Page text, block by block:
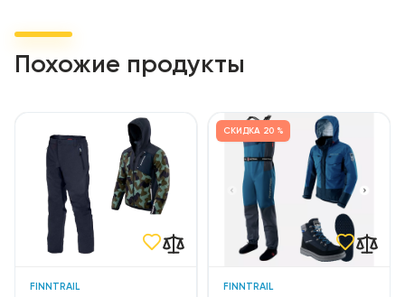
эластичным поясом с пряжкой YKK для регулировки
по талии, D-образными кольцами, петлями для сушки
безопасности в темное время суток. Эластичные
подтяжки регулируются по высоте. Все швы
проклеены. В комплект входят водонепроницаемый
чехол для смартфона и сумка для переноски.
Похожие продукты
FINNTRAIL FINNTRAIL
СКИДКА 20 %